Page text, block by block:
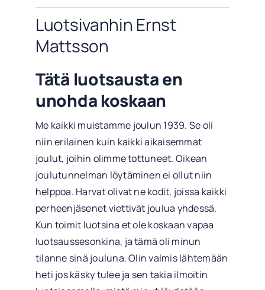
Luotsivanhin Ernst
Mattsson
Tätä luotsausta en
unohda koskaan
Me kaikki muistamme joulun 1939. Se oli
niin erilainen kuin kaikki aikaisemmat
joulut, joihin olimme tottuneet. Oikean
joulutunnelman löytäminen ei ollut niin
helppoa. Harvat olivat ne kodit, joissa kaikki
perheenjäsenet viettivät joulua yhdessä.
Kun toimit luotsina et ole koskaan vapaa
luotsaussesonkina, ja tämä oli minun
tilanne sinä jouluna. Olin valmis lähtemään
heti jos käsky tulee ja sen takia ilmoitin